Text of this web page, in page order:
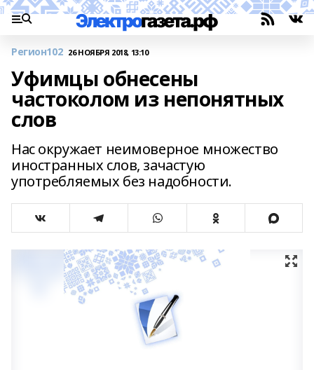
Регион102 26 НОЯБРЯ 2018, 13:10
Уфимцы обнесены
частоколом из непонятных
слов
Нас окружает неимоверное множество
иностранных слов, зачастую
употребляемых без надобности.